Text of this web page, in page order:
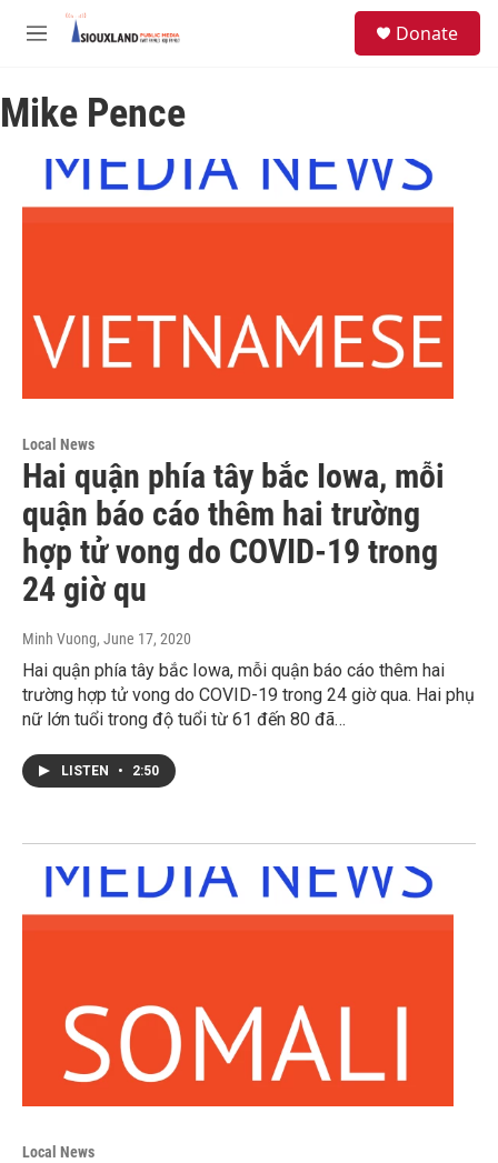
Skip to main content
M
u
Donate
Mike Pence
Local News
Hai quận phía tây bắc Iowa, mỗi
quận báo cáo thêm hai trường
hợp tử vong do COVID-19 trong
24 giờ qu
Minh Vuong, June 17, 2020
Hai quận phía tây bắc Iowa, mỗi quận báo cáo thêm hai
trường hợp tử vong do COVID-19 trong 24 giờ qua. Hai phụ
nữ lớn tuổi trong độ tuổi từ 61 đến 80 đã…
LISTEN • 2:50
Local News